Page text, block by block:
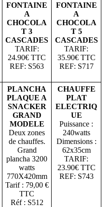
FONTAINE
A
CHOCOLA
T 3
CASCADES
TARIF:
24.90€ TTC
REF: S563
FONTAINE
A
CHOCOLA
T 5
CASCADES
TARIF:
35.90€ TTC
REF: S717
PLANCHA
PLAQUE A
SNACKER
GRAND
MODELE
Deux zones
de chauffes.
Grand
plancha 3200
watts
770X420mm
Tarif : 79,00 €
TTC
Réf : S512
CHAUFFE
PLAT
ELECTRIQ
UE
Puissance :
240watts
Dimensions :
62x35cm
TARIF:
23.90€ TTC
REF: S743